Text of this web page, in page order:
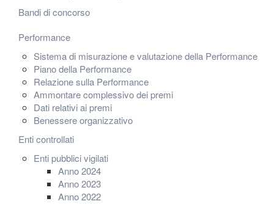
Bandi di concorso
Performance
Sistema di misurazione e valutazione della Performance
Piano della Performance
Relazione sulla Performance
Ammontare complessivo dei premi
Dati relativi ai premi
Benessere organizzativo
Enti controllati
Enti pubblici vigilati
Anno 2024
Anno 2023
Anno 2022